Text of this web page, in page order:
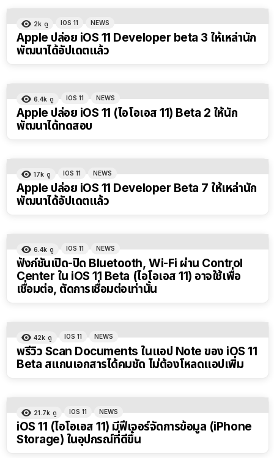
2k ดู IOS 11 NEWS
Apple ปล่อย iOS 11 Developer beta 3 ให้เหล่านัก
พัฒนาได้อัปเดตแล้ว
6.4k ดู IOS 11 NEWS
Apple ปล่อย iOS 11 (ไอโอเอส 11) Beta 2 ให้นัก
พัฒนาได้ทดสอบ
17k ดู IOS 11 NEWS
Apple ปล่อย iOS 11 Developer Beta 7 ให้เหล่านัก
พัฒนาได้อัปเดตแล้ว
6.4k ดู IOS 11 NEWS
ฟังก์ชันเปิด-ปิด Bluetooth, Wi-Fi ผ่าน Control
Center ใน iOS 11 Beta (ไอโอเอส 11) อาจใช้เพื่อ
เชื่อมต่อ, ตัดการเชื่อมต่อเท่านั้น
42k ดู IOS 11 NEWS
พรีวิว Scan Documents ในแอป Note ของ iOS 11
Beta สแกนเอกสารได้คมชัด ไม่ต้องโหลดแอปเพิ่ม
21.7k ดู IOS 11 NEWS
iOS 11 (ไอโอเอส 11) มีฟีเจอร์จัดการข้อมูล (iPhone
Storage) ในอุปกรณ์ที่ดีขึ้น